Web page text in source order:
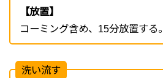
【放置】
コーミング含め、15分放置する。
洗い流す